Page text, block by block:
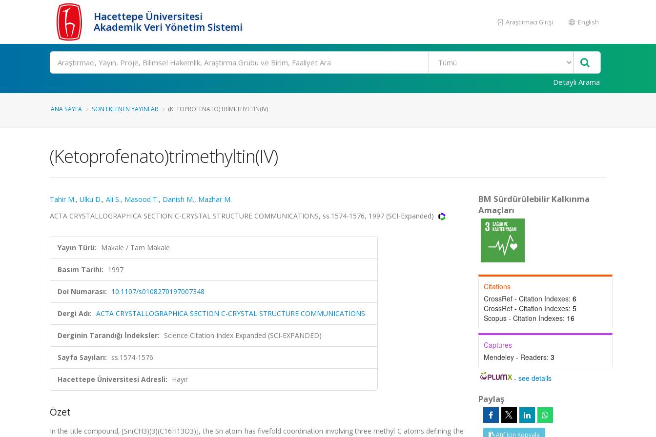
Hacettepe Üniversitesi
Akademik Veri Yönetim Sistemi
Araştırmacı Girişi English
Ara
Detaylı Arama
ANA SAYFA SON EKLENEN YAYINLAR (KETOPROFENATO)TRIMETHYLTIN(IV)
(Ketoprofenato)trimethyltin(IV)
Tahir M., Ulku D., Ali S., Masood T., Danish M., Mazhar M.
ACTA CRYSTALLOGRAPHICA SECTION C-CRYSTAL STRUCTURE COMMUNICATIONS, ss.1574-1576, 1997 (SCI-Expanded)
Yayın Türü: Makale / Tam Makale
Basım Tarihi: 1997
Doi Numarası: 10.1107/s0108270197007348
Dergi Adı: ACTA CRYSTALLOGRAPHICA SECTION C-CRYSTAL STRUCTURE COMMUNICATIONS
Derginin Tarandığı İndeksler: Science Citation Index Expanded (SCI-EXPANDED)
Sayfa Sayıları: ss.1574-1576
Hacettepe Üniversitesi Adresli: Hayır
Özet
In the title compound, [Sn(CH3)(3)(C16H13O3)], the Sn atom has fivefold coordination involving three methyl C atoms defining the
BM Sürdürülebilir Kalkınma
Amaçları
Citations
CrossRef - Citation Indexes: 6
CrossRef - Citation Indexes: 5
Scopus - Citation Indexes: 16
Captures
Mendeley - Readers: 3
-see details
Paylaş
Atıf İçin Kopyala